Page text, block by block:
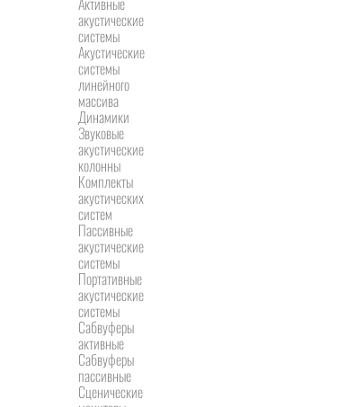
акустические
системы
Акустические
системы
линейного
массива
Динамики
Звуковые
акустические
колонны
Комплекты
акустических
систем
Пассивные
акустические
системы
Портативные
акустические
системы
Сабвуферы
активные
Сабвуферы
пассивные
Сценические